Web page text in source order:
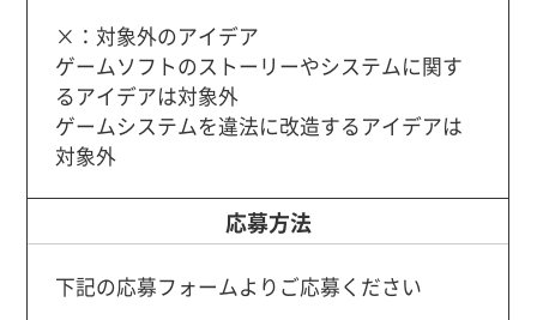
×：対象外のアイデア
ゲームソフトのストーリーやシステムに関す
るアイデアは対象外
ゲームシステムを違法に改造するアイデアは
対象外
応募方法
下記の応募フォームよりご応募ください